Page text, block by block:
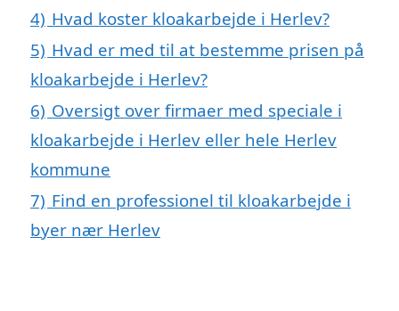
4) Hvad koster kloakarbejde i Herlev?
5) Hvad er med til at bestemme prisen på
kloakarbejde i Herlev?
6) Oversigt over firmaer med speciale i
kloakarbejde i Herlev eller hele Herlev
kommune
7) Find en professionel til kloakarbejde i
byer nær Herlev